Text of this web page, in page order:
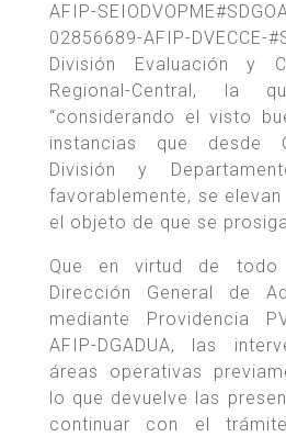
AFIP-
02856689-AFIP-
División Evaluación y
Regional-Central, la
“considerando el visto
instancias que desde
División y
favorablemente, se
el objeto de que se
Que en virtud de
Dirección General de
mediante Providencia
AFIP-DGADUA, las
áreas operativas
lo que devuelve las
continuar con el